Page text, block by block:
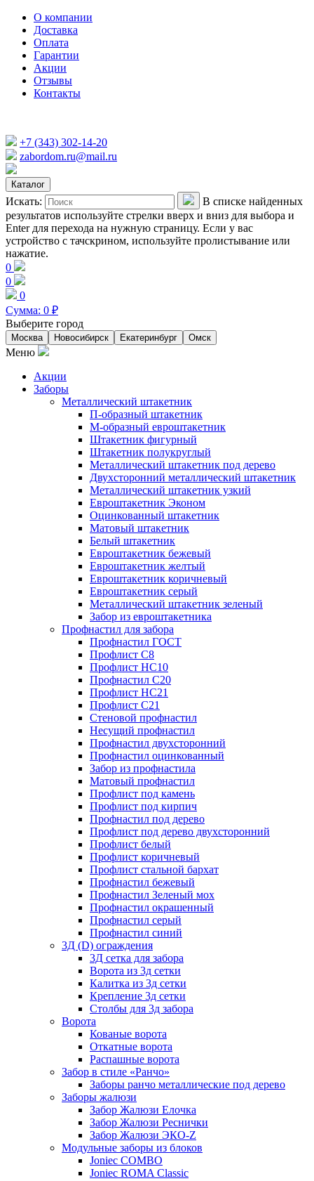
О компании
Доставка
Оплата
Гарантии
Акции
Отзывы
Контакты
+7 (343) 302-14-20
zabordom.ru@mail.ru
Каталог
Искать:
В списке найденных
результатов используйте стрелки вверх и вниз для выбора и
Enter для перехода на нужную страницу. Если у вас
устройство с тачскрином, используйте пролистывание или
нажатие.
0
0
0
Сумма: 0 ₽
Выберите город
Москва Новосибирск Екатеринбург Омск
Меню
Акции
Заборы
Металлический штакетник
П-образный штакетник
М-образный евроштакетник
Штакетник фигурный
Штакетник полукруглый
Металлический штакетник под дерево
Двухсторонний металлический штакетник
Металлический штакетник узкий
Евроштакетник Эконом
Оцинкованный штакетник
Матовый штакетник
Белый штакетник
Евроштакетник бежевый
Евроштакетник желтый
Евроштакетник коричневый
Евроштакетник серый
Металлический штакетник зеленый
Забор из евроштакетника
Профнастил для забора
Профнастил ГОСТ
Профлист С8
Профлист НС10
Профнастил С20
Профлист НС21
Профлист С21
Стеновой профнастил
Несущий профнастил
Профнастил двухсторонний
Профнастил оцинкованный
Забор из профнастила
Матовый профнастил
Профлист под камень
Профлист под кирпич
Профнастил под дерево
Профлист под дерево двухсторонний
Профлист белый
Профлист коричневый
Профлист стальной бархат
Профнастил бежевый
Профнастил Зеленый мох
Профнастил окрашенный
Профнастил серый
Профнастил синий
3Д (D) ограждения
3Д сетка для забора
Ворота из 3д сетки
Калитка из 3д сетки
Крепление 3д сетки
Столбы для 3д забора
Ворота
Кованые ворота
Откатные ворота
Распашные ворота
Забор в стиле «Ранчо»
Заборы ранчо металлические под дерево
Заборы жалюзи
Забор Жалюзи Елочка
Забор Жалюзи Реснички
Забор Жалюзи ЭКО-Z
Модульные заборы из блоков
Joniec COMBO
Joniec ROMA Classic